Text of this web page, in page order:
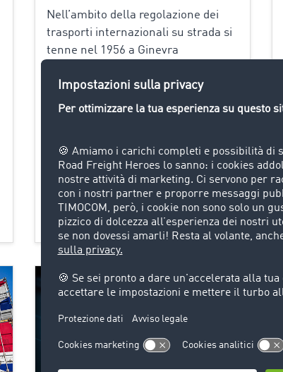
Nell’ambito della regolazione dei
trasporti internazionali su strada si
tenne nel 1956 a Ginevra
quale emersero le principali linee
guida relative al trasporto su
Scopri di più >